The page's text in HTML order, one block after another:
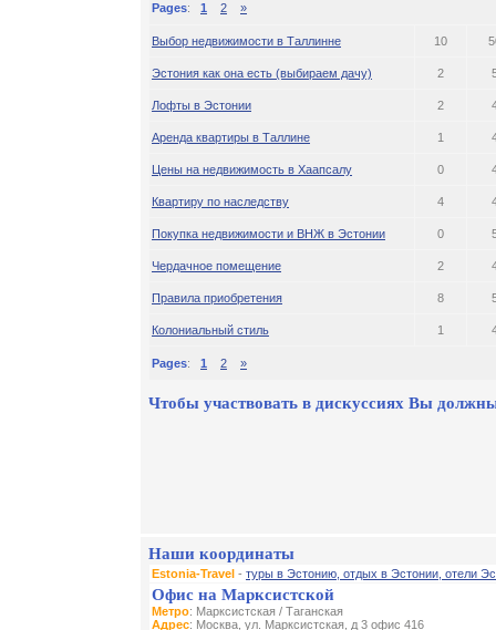
Pages: 1 2 »
Выбор недвижимости в Таллинне 10
Эстония как она есть (выбираем дачу) 2
Лофты в Эстонии 2
Аренда квартиры в Таллине 1
Цены на недвижимость в Хаапсалу 0
Квартиру по наследству 4
Покупка недвижимости и ВНЖ в Эстонии 0
Чердачное помещение 2
Правила приобретения 8
Колониальный стиль 1
Pages: 1 2 »
Чтобы участвовать в дискуссиях Вы
Наши координаты
Estonia-Travel - туры в Эстонию, отдых в Эстонии, отели
Офис на Марксистской
Метро: Марксистская / Таганская
Адрес: Москва, ул. Марксистская, д 3 офис 416